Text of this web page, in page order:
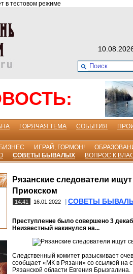
в тестовом режиме
ГОРЯЧАЯ ТЕМА СОБЫТИЯ
БИЗНЕС ИГРАЙ, ГОРМОН!
СОВЕТЫ БЫВАЛЫХ ВОПРОС К
Рязанские следователи
Приокском
14:41 16.01.2022 СОВЕТЫ
Преступление было совершено 3
Неизвестный накинулся на...
Следственный комитет разыскивает
сообщает «МК в Рязани» со ссылкой на
Рязанской области Евгения Брызгалина.